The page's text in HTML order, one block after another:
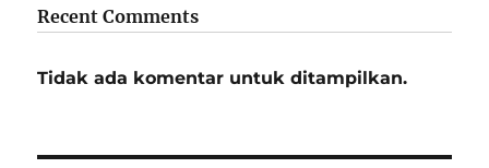
Recent Comments
Tidak ada komentar untuk ditampilkan.